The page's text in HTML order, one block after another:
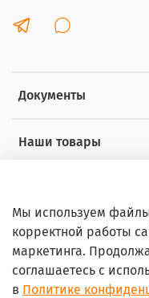
Документы
Наши товары
Мы используем
корректной работы
маркетинга.
соглашаетесь с
в Политике